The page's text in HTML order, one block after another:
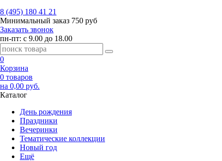
8 (495) 180 41 21
Минимальный заказ 750 руб
Заказать звонок
пн-пт: с 9.00 до 18.00
0
Корзина
0 товаров
на 0,00 руб.
Каталог
День рождения
Праздники
Вечеринки
Тематические коллекции
Новый год
Ещё